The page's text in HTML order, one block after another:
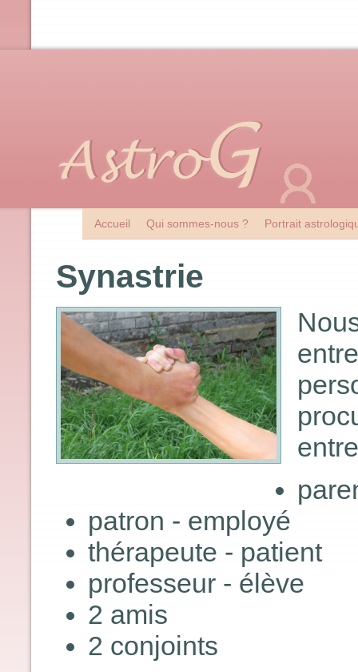
Accueil Qui sommes-nous ? Portrait
Synastrie
patron - employé
thérapeute - patient
professeur - élève
2 amis
2 conjoints